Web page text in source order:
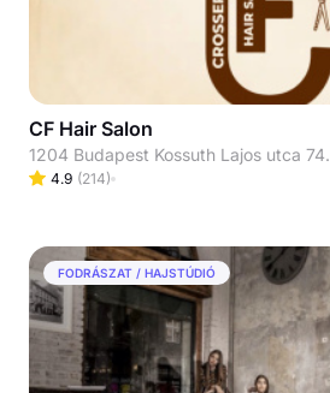
CF Hair Salon
1204 Budapest Kossuth Lajos utca 74.
4.9 (214)
FODRÁSZAT / HAJSTÚDIÓ